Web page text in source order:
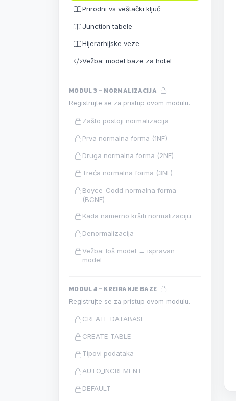
Prirodni vs veštački ključ
Junction tabele
Hijerarhijske veze
Vežba: model baze za hotel
MODUL 3 – NORMALIZACIJA
Registrujte se za pristup ovom modulu.
Zašto postoji normalizacija
Prva normalna forma (1NF)
Druga normalna forma (2NF)
Treća normalna forma (3NF)
Boyce-Codd normalna forma
(BCNF)
Kada namerno kršiti normalizaciju
Denormalizacija
Vežba: loš model → ispravan
model
MODUL 4 – KREIRANJE BAZE
Registrujte se za pristup ovom modulu.
CREATE DATABASE
CREATE TABLE
Tipovi podataka
AUTO_INCREMENT
DEFAULT